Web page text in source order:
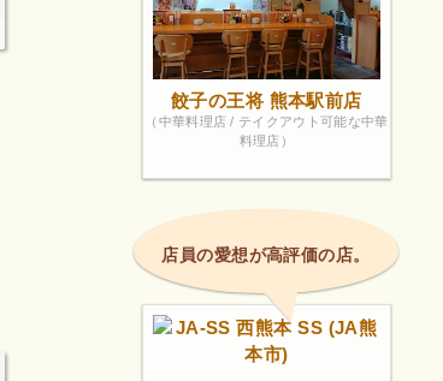
餃子の王将 熊本駅前店
（中華料理店 / テイクアウト可能な中華
料理店）
店員の愛想が高評価の店。